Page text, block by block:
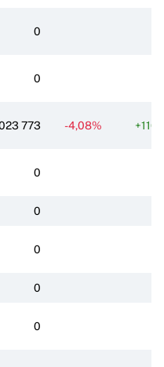
0
0
773 -4,08%
0
0
0
0
0